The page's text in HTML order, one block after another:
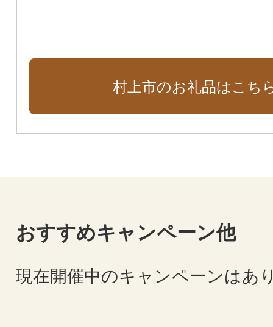
村上市のお礼品はこち
おすすめキャンペーン他
現在開催中のキャンペーンはあ